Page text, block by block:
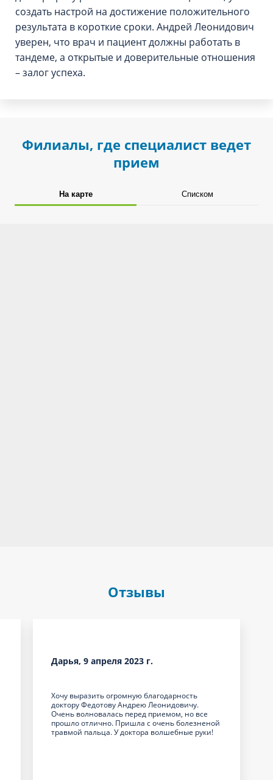
создать настрой на достижение положительного
результата в короткие сроки. Андрей Леонидович
уверен, что врач и пациент должны работать в
тандеме, а открытые и доверительные отношения
– залог успеха.
Филиалы, где специалист ведет
прием
На карте Списком
Отзывы
Дарья, 9 апреля 2023 г.
Хочу выразить огромную благодарность
доктору Федотову Андрею Леонидовичу.
Очень волновалась перед приемом, но все
прошло отлично. Пришла с очень болезненой
травмой пальца. У доктора волшебные руки!